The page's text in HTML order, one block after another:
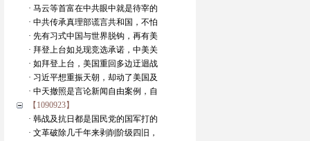
· 马云等首富在中共眼中就是待宰的
· 中共传承真理部谎言共和国，不怕
· 先有习式中国与世界脱钩，再有美
· 拜登上台如兑现竞选承诺，中美关
· 如拜登上台，美国重回多边迂迴战
· 习近平想重振天朝，却动了美国及
· 中天撤照是言论新闻自由案例，自
【1090923】
· 韩战及抗日都是国民党的国军打的
· 文革破除几千年来剥削阶级四旧，